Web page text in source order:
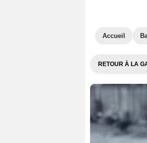
Accueil
RETOUR À LA